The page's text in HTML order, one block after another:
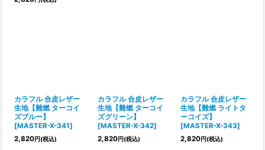
カラフル 合皮レザー
生地【難燃 ターコイ
ズブルー】
[MASTER-X-341]
2,820円(税込)
カラフル 合皮レザー
生地【難燃 ターコイ
ズグリーン】
[MASTER-X-342]
2,820円(税込)
カラフル 合皮レザー
生地【難燃 ライトタ
ーコイズ】
[MASTER-X-343]
2,820円(税込)